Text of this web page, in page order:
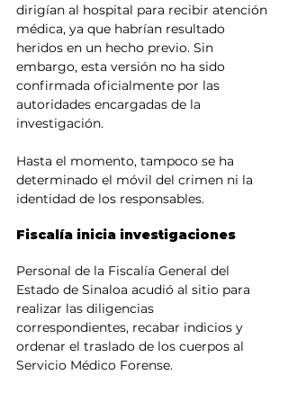
dirigían al hospital para recibir atención
médica, ya que habrían resultado
heridos en un hecho previo. Sin
embargo, esta versión no ha sido
confirmada oficialmente por las
autoridades encargadas de la
investigación.
Hasta el momento, tampoco se ha
determinado el móvil del crimen ni la
identidad de los responsables.
Fiscalía inicia investigaciones
Personal de la Fiscalía General del
Estado de Sinaloa acudió al sitio para
realizar las diligencias
correspondientes, recabar indicios y
ordenar el traslado de los cuerpos al
Servicio Médico Forense.